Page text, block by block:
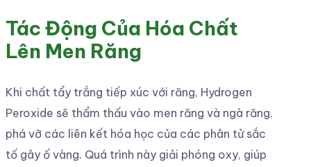
Tác Động Của Hóa Chất
Lên Men Răng
Khi chất tẩy trắng tiếp xúc với răng, Hydrogen
Peroxide sẽ thẩm thấu vào men răng và ngà răng,
phá vỡ các liên kết hóa học của các phân tử sắc
tố gây ố vàng. Quá trình này giải phóng oxy, giúp